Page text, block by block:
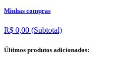
Minhas compras
R$ 0,00 (Subtotal)
Últimos produtos adicionados: